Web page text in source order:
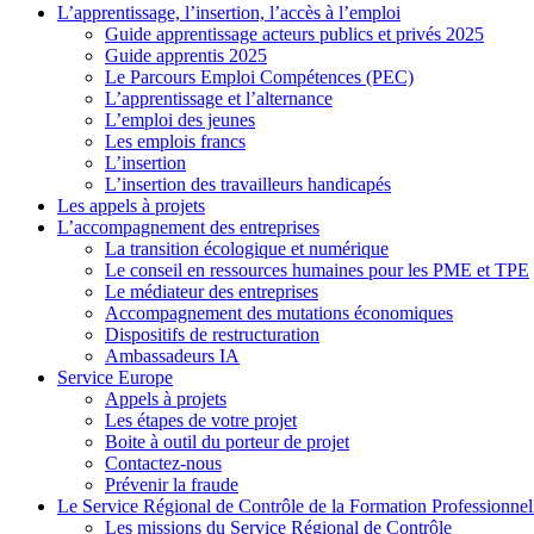
L’apprentissage, l’insertion, l’accès à l’emploi
Guide apprentissage acteurs publics et privés 2025
Guide apprentis 2025
Le Parcours Emploi Compétences (PEC)
L’apprentissage et l’alternance
L’emploi des jeunes
Les emplois francs
L’insertion
L’insertion des travailleurs handicapés
Les appels à projets
L’accompagnement des entreprises
La transition écologique et numérique
Le conseil en ressources humaines pour les PME et TPE
Le médiateur des entreprises
Accompagnement des mutations économiques
Dispositifs de restructuration
Ambassadeurs IA
Service Europe
Appels à projets
Les étapes de votre projet
Boite à outil du porteur de projet
Contactez-nous
Prévenir la fraude
Le Service Régional de Contrôle de la Formation
Les missions du Service Régional de Contrôle